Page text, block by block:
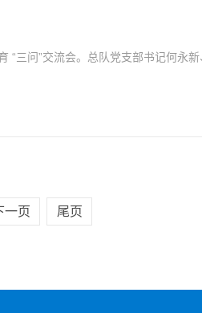
“三问”交流会。总队党支部书记何永
一页 尾页